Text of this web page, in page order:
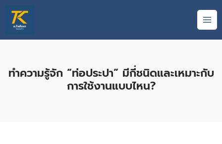
content
ทำความรู้จัก “ท่อประปา” มีกี่ชนิดและเหมาะกับ
การใช้งานแบบไหน?